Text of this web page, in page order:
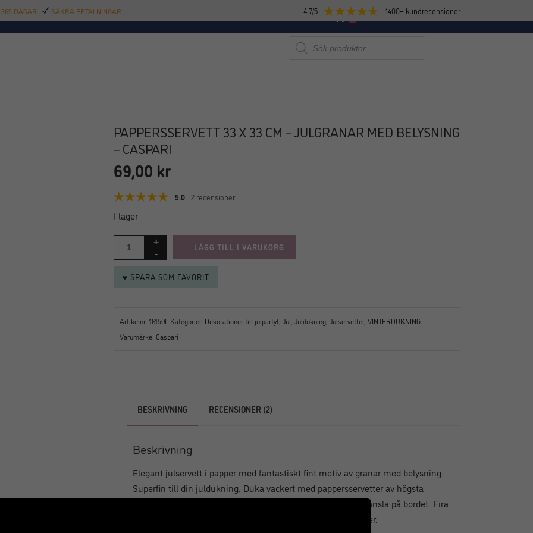
DAGAR SÄKRA BETALNINGAR 4.7/5 1400+ kundrecensioner
BAR DELIKATESSER NYHETER 0
Produktsökning
PAPPERSSERVETT 33 X 33 CM – JULGRANAR MED BELYSNING
– CASPARI
69,00 kr
5.0 2 recensioner
I lager
LÄGG TILL I VARUKORG
♥ SPARA SOM FAVORIT
Artikelnr: 16150L Kategorier: Dekorationer till julpartyt Jul Juldukning Julservetter, VINTERDUKNING
Varumärke: Caspari
BESKRIVNING RECENSIONER (2)
Beskrivning
Elegant julservett i papper med fantastiskt fint motiv av granar med belysning.
Superfin till din juldukning. Duka vackert med pappersservetter av högsta
kvalitet med riktig linnekänsla. Designade för att lyfta din känsla på bordet. Fira
julens alla högtider och skapa stämning med fina julservetter.